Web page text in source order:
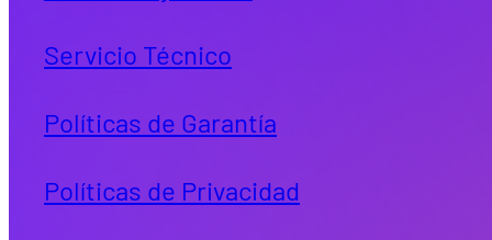
Servicio Técnico
Políticas de Garantía
Políticas de Privacidad